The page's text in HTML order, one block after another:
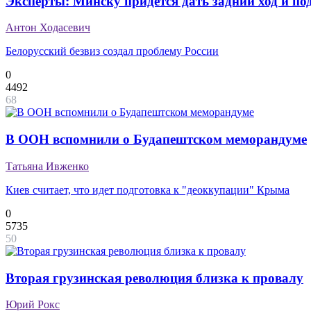
Антон Ходасевич
Белорусский безвиз создал проблему России
0
4492
68
В ООН вспомнили о Будапештском меморандуме
Татьяна Ивженко
Киев считает, что идет подготовка к "деоккупации" Крыма
0
5735
50
Вторая грузинская революция близка к провалу
Юрий Рокс